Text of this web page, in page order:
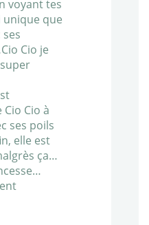
voyant tes
unique que
ses
Cio je
Cio à
ses poils
elle est
ça…